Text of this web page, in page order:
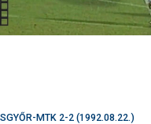
MTK 2-2 (1992.08.22.)